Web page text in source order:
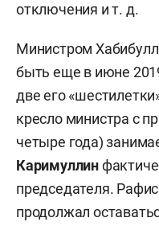
отключения и т. д.
Министром
быть еще в июне
две его
кресло министра с
четыре года)
Каримуллин
председателя.
продолжал